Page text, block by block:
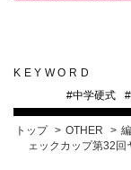
KEYWORD
#中学硬式 #
トップ OTHER
ェックカップ第32